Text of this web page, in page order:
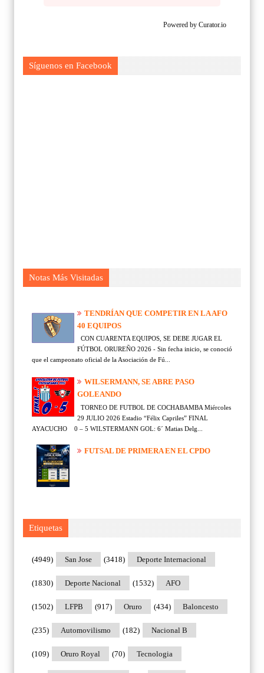
Powered by Curator.io
Síguenos en Facebook
Notas Más Visitadas
TENDRÍAN QUE COMPETIR EN LA AFO
40 EQUIPOS
CON CUARENTA EQUIPOS, SE DEBE JUGAR EL
FÚTBOL ORUREÑO 2026 - Sin fecha inicio, se conoció
que el campeonato oficial de la Asociación de Fú...
WILSERMANN, SE ABRE PASO
GOLEANDO
TORNEO DE FUTBOL DE COCHABAMBA Miércoles
29 JULIO 2026 Estadio “Félix Capriles” FINAL
AYACUCHO 0 – 5 WILSTERMANN GOL: 6´ Matias Delg...
FUTSAL DE PRIMERA EN EL CPDO
Etiquetas
San Jose
(4949) Deporte Internacional
(3418)
Deporte Nacional
(1830) AFO
(1532)
LFPB
(1502) Oruro
(917) Baloncesto
(434)
Automovilismo
(235) Nacional B
(182)
Oruro Royal
(109) Tecnologia
(70)